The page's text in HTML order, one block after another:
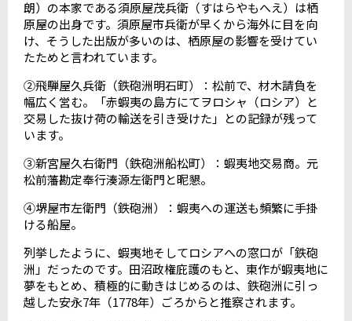
朗）の本家である須原屋茂兵衛（すはらやもへえ）は栖
原屋の出身です。須原屋市兵衛が早くから海外に目を向
け、そうした出版が多いのは、栖原屋の影響を受けてい
たためと言われています。
②飛騨屋久兵衛（鉄砲洲明石町）：松前で、材木請負を
幅広く営む。「赤蝦夷の島方にてヲロシャ（ロシア）と
交易した抜け荷の輸送を引き受けた」との記録が残って
います。
③新宮屋久右衛門（鉄砲洲船松町）：蝦夷地交易商。元
松前藩勘定奉行湊源左衛門と昵懇。
④堺屋市左衛門（鉄砲洲）：蝦夷への運送も頻繁に手掛
ける船屋。
列挙したように、蝦夷地そしてロシアへの窓口が「鉄砲
洲」だったのです。田沼政権庇護のもと、東作が蝦夷地に
夢をもとめ、積極的に動きはじめるのは、鉄砲洲に引っ
越した安永7年（1778年）ごろからと推察されます。